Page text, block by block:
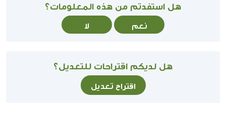
هل استفدتم من هذه المعلومات؟
نعم لا
هل لديكم اقتراحات للتعديل؟
اقتراح تعديل